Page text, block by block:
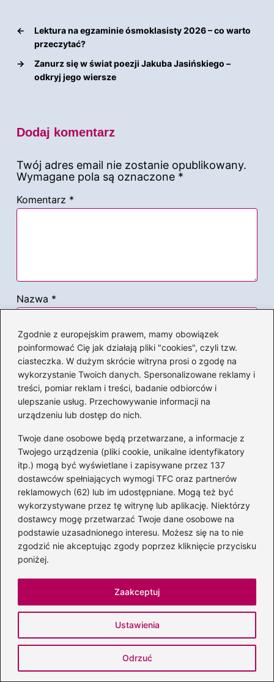
Zgodnie z europejskim prawem, mamy obowiązek
poinformować Cię jak działają pliki "cookies", czyli tzw.
ciasteczka. W dużym skrócie witryna prosi o zgodę na
wykorzystanie Twoich danych. Spersonalizowane reklamy i
treści, pomiar reklam i treści, badanie odbiorców i
ulepszanie usług. Przechowywanie informacji na
urządzeniu lub dostęp do nich.
Twoje dane osobowe będą przetwarzane, a informacje z
Twojego urządzenia (pliki cookie, unikalne identyfikatory
itp.) mogą być wyświetlane i zapisywane przez 137
dostawców spełniających wymogi TFC oraz partnerów
reklamowych (62) lub im udostępniane. Mogą też być
wykorzystywane przez tę witrynę lub aplikację. Niektórzy
dostawcy mogę przetwarzać Twoje dane osobowe na
podstawie uzasadnionego interesu. Możesz się na to nie
zgodzić nie akceptując zgody poprzez kliknięcie przycisku
poniżej.
Ustawienia
Odrzuć
Zaakceptuj
←
Lektura na egzaminie ósmoklasisty 2026 – co warto
przeczytać?
→
Zanurz się w świat poezji Jakuba Jasińskiego –
odkryj jego wiersze
Dodaj komentarz
Twój adres email nie zostanie opublikowany.
Wymagane pola są oznaczone *
Komentarz *
Nazwa *
Adres email *
Witryna internetowa
Zapamiętaj moje dane w tej przeglądarce
podczas pisania kolejnych komentarzy.
Poczytaj więcej